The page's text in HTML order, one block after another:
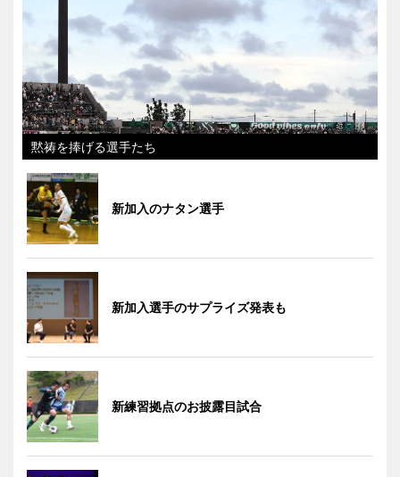
黙祷を捧げる選手たち
新加入のナタン選手
新加入選手のサプライズ発表も
新練習拠点のお披露目試合